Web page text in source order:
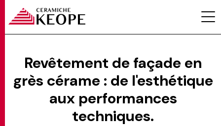
PROJETS
Revêtement de façade en
grès cérame : de l'esthétique
aux performances
techniques.